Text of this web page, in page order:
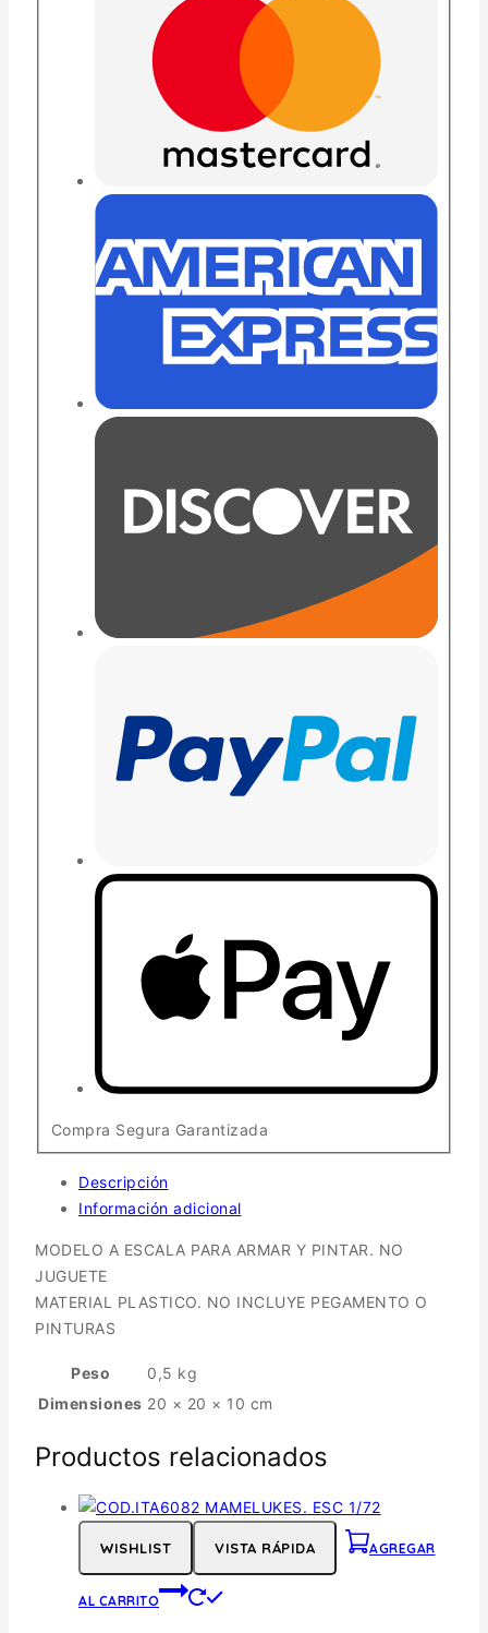
Compra Segura Garantizada
Descripción
Información adicional
MODELO A ESCALA PARA ARMAR Y PINTAR. NO
JUGUETE
MATERIAL PLASTICO. NO INCLUYE PEGAMENTO O
PINTURAS
Peso
0,5 kg
Dimensiones 20 × 20 × 10 cm
Productos relacionados
WISHLIST VISTA RÁPIDA AGREGAR
AL CARRITO